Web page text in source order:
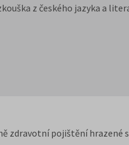
z českého jazyka a
zdravotní pojištění hrazené